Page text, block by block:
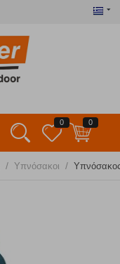
0 0
/ Υπνόσακοι /